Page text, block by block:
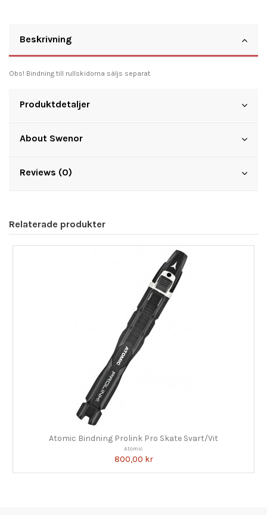
Beskrivning
Obs! Bindning till rullskidorna säljs separat
Produktdetaljer
About Swenor
Reviews (0)
Relaterade produkter
Atomic Bindning Prolink Pro Skate Svart/Vit
Atomic
800,00 kr